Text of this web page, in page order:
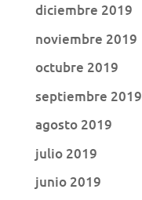
diciembre 2019
noviembre 2019
octubre 2019
septiembre 2019
agosto 2019
julio 2019
junio 2019